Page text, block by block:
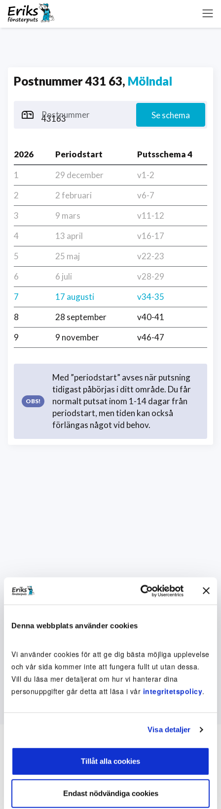
Denna webbplats använder cookies
Vi använder cookies för att ge dig bästa möjliga upplevelse
och vår sida kommer inte att fungera fullt ut utan dessa.
Vill du läsa mer detaljerat om hur vi hanterar dina
personuppgifter går detta att läsa i vår integritetspolicy.
Visa detaljer
Tillåt alla cookies
Endast nödvändiga cookies
Postnummer 431 63, Mölndal
Postnummer Se schema
2026 Periodstart
Putsschema 4
1
29 december
v1-2
2
2 februari
v6-7
3
9 mars
v11-12
4
13 april
v16-17
5
25 maj
v22-23
6
6 juli
v28-29
7
17 augusti
v34-35
8
28 september
v40-41
9
9 november v46-47
Med ”periodstart” avses när putsning
tidigast påbörjas i ditt område. Du får
normalt putsat inom 1-14 dagar från
periodstart, men tiden kan också
förlängas något vid behov.
Inte kund ännu? Kom
igång nu!